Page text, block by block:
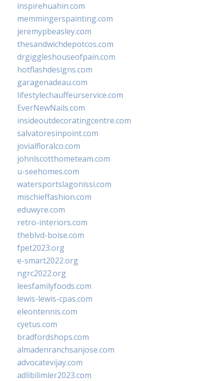
inspirehuahin.com
memmingerspainting.com
jeremypbeasley.com
thesandwichdepotcos.com
drgiggleshouseofpain.com
hotflashdesigns.com
garagenadeau.com
lifestylechauffeurservice.com
EverNewNails.com
insideoutdecoratingcentre.com
salvatoresinpoint.com
jovialfloralco.com
johnlscotthometeam.com
u-seehomes.com
watersportslagonissi.com
mischieffashion.com
eduwyre.com
retro-interiors.com
theblvd-boise.com
fpet2023.org
e-smart2022.org
ngrc2022.org
leesfamilyfoods.com
lewis-lewis-cpas.com
eleontennis.com
cyetus.com
bradfordshops.com
almadenranchsanjose.com
advocatevijay.com
adlibilimler2023.com